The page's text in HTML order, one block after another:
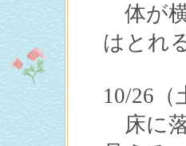
体が
はとれ
10/26（
床に